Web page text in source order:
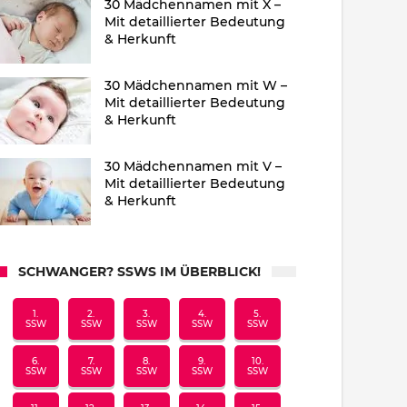
30 Mädchennamen mit X –
Mit detaillierter Bedeutung
& Herkunft
30 Mädchennamen mit W –
Mit detaillierter Bedeutung
& Herkunft
30 Mädchennamen mit V –
Mit detaillierter Bedeutung
& Herkunft
SCHWANGER? SSWS IM ÜBERBLICK!
1.
SSW
2.
SSW
3.
SSW
4.
SSW
5.
SSW
6.
SSW
7.
SSW
8.
SSW
9.
SSW
10.
SSW